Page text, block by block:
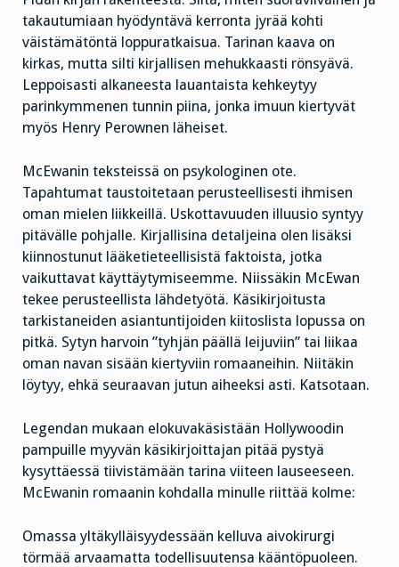
takautumiaan hyödyntävä kerronta jyrää kohti
väistämätöntä loppuratkaisua. Tarinan kaava on
kirkas, mutta silti kirjallisen mehukkaasti rönsyävä.
Leppoisasti alkaneesta lauantaista kehkeytyy
parinkymmenen tunnin piina, jonka imuun kiertyvät
myös Henry Perownen läheiset.
McEwanin teksteissä on psykologinen ote.
Tapahtumat taustoitetaan perusteellisesti ihmisen
oman mielen liikkeillä. Uskottavuuden illuusio syntyy
pitävälle pohjalle. Kirjallisina detaljeina olen lisäksi
kiinnostunut lääketieteellisistä faktoista, jotka
vaikuttavat käyttäytymiseemme. Niissäkin McEwan
tekee perusteellista lähdetyötä. Käsikirjoitusta
tarkistaneiden asiantuntijoiden kiitoslista lopussa on
pitkä. Sytyn harvoin ”tyhjän päällä leijuviin” tai liikaa
oman navan sisään kiertyviin romaaneihin. Niitäkin
löytyy, ehkä seuraavan jutun aiheeksi asti. Katsotaan.
Legendan mukaan elokuvakäsistään Hollywoodin
pampuille myyvän käsikirjoittajan pitää pystyä
kysyttäessä tiivistämään tarina viiteen lauseeseen.
McEwanin romaanin kohdalla minulle riittää kolme:
Omassa yltäkylläisyydessään kelluva aivokirurgi
törmää arvaamatta todellisuutensa kääntöpuoleen.